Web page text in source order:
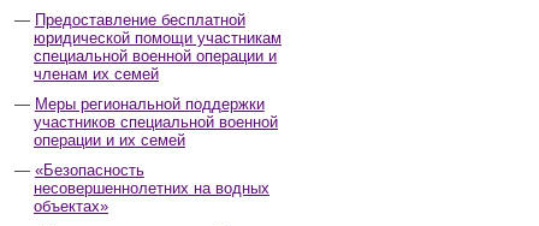
Предоставление бесплатной
юридической помощи участникам
специальной военной операции и
членам их семей
Меры региональной поддержки
участников специальной военной
операции и их семей
«Безопасность
несовершеннолетних на водных
объектах»